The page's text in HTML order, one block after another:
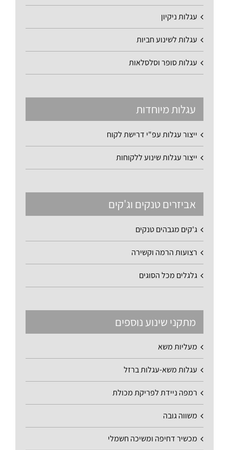
עגלות ניקיון
עגלות לשינוע חביות
עגלות סופר וסלסלאות
עגלות מיוחדות
ייצור עגלות עפ"י דרישת לקוח
ייצור עגלות שינוע ללקוחות
אביזרים טנקים וג'קים
ג'קים מגבהים טנקים
רצועות הרמה וקשירה
גלגלים מכל הסוגים
מתקני שינוע נוספים
מעליות משא
עגלות משא-עגלות ברזל
רמפה ניידת לפריקת מכולת
משווה גובה
מכשיר דחיפה ומשיכה חשמלי